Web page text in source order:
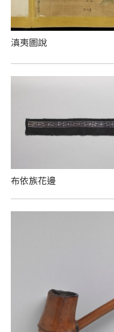
滇夷圖說
布依族花邊